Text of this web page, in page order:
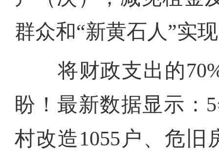
群众和“新黄石人”实
将财政支出的70%
盼！最新数据显示：
村改造1055户、危旧